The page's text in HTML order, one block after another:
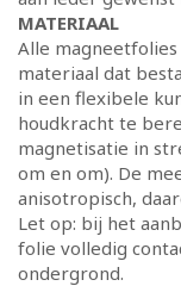
MATERIAAL
Alle
materiaal dat
in een flexibele
houdkracht te
magnetisatie in
om en om). De
anisotropisch,
Let op: bij het
folie volledig
ondergrond.